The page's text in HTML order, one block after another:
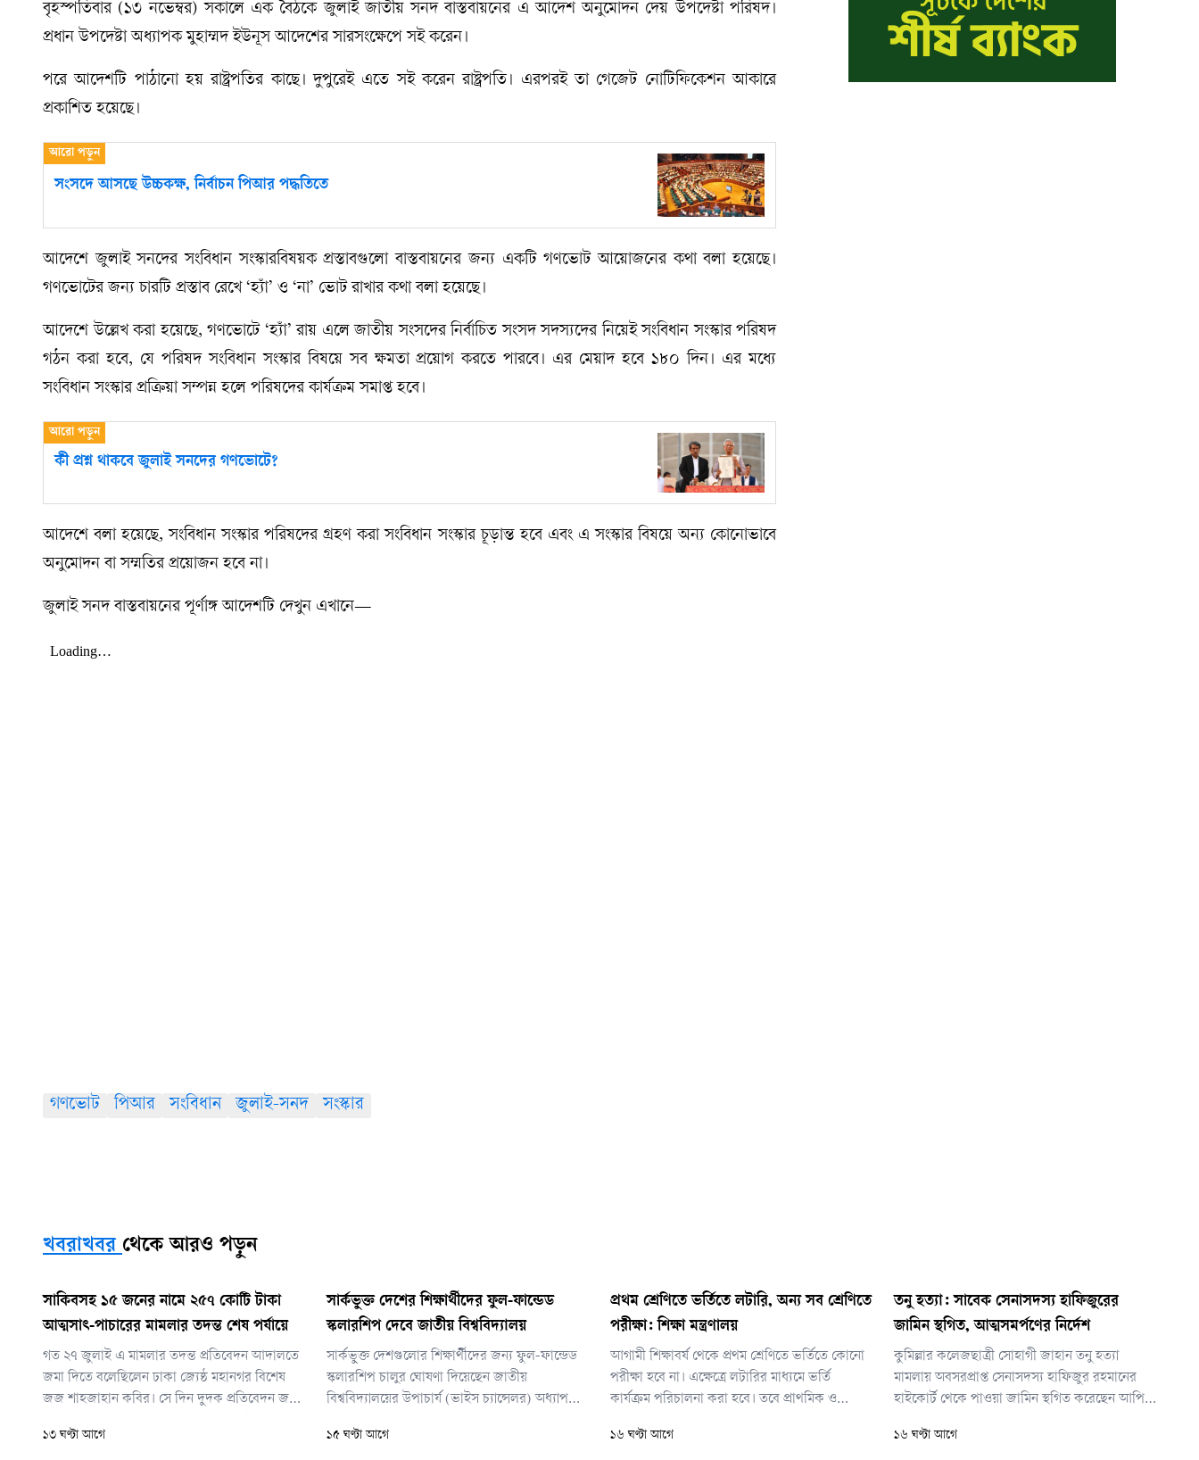
বৃহস্পতিবার (১৩ নভেম্বর) সকালে এক বৈঠকে জুলাই জাতীয় সনদ বাস্তবায়নের এ আদেশ অনুমোদন দেয় উপদেষ্টা পরিষদ।
প্রধান উপদেষ্টা অধ্যাপক মুহাম্মদ ইউনূস আদেশের সারসংক্ষেপে সই করেন।
পরে আদেশটি পাঠানো হয় রাষ্ট্রপতির কাছে। দুপুরেই এতে সই করেন রাষ্ট্রপতি। এরপরই তা গেজেট নোটিফিকেশন আকারে
প্রকাশিত হয়েছে।
সংসদে আসছে উচ্চকক্ষ, নির্বাচন পিআর পদ্ধতিতে
আদেশে জুলাই সনদের সংবিধান সংস্কারবিষয়ক প্রস্তাবগুলো বাস্তবায়নের জন্য একটি গণভোট আয়োজনের কথা বলা হয়েছে।
গণভোটের জন্য চারটি প্রস্তাব রেখে ‘হ্যাঁ’ ও ‘না’ ভোট রাখার কথা বলা হয়েছে।
আদেশে উল্লেখ করা হয়েছে, গণভোটে ‘হ্যাঁ’ রায় এলে জাতীয় সংসদের নির্বাচিত সংসদ সদস্যদের নিয়েই সংবিধান সংস্কার পরিষদ
গঠন করা হবে, যে পরিষদ সংবিধান সংস্কার বিষয়ে সব ক্ষমতা প্রয়োগ করতে পারবে। এর মেয়াদ হবে ১৮০ দিন। এর মধ্যে
সংবিধান সংস্কার প্রক্রিয়া সম্পন্ন হলে পরিষদের কার্যক্রম সমাপ্ত হবে।
কী প্রশ্ন থাকবে জুলাই সনদের গণভোটে?
আদেশে বলা হয়েছে, সংবিধান সংস্কার পরিষদের গ্রহণ করা সংবিধান সংস্কার চূড়ান্ত হবে এবং এ সংস্কার বিষয়ে অন্য কোনোভাবে
অনুমোদন বা সম্মতির প্রয়োজন হবে না।
জুলাই সনদ বাস্তবায়নের পূর্ণাঙ্গ আদেশটি দেখুন এখানে—
গণভোট পিআর সংবিধান জুলাই-সনদ সংস্কার
খবরাখবর থেকে আরও পড়ুন
সাকিবসহ ১৫ জনের নামে ২৫৭ কোটি টাকা
আত্মসাৎ-পাচারের মামলার তদন্ত শেষ পর্যায়ে
গত ২৭ জুলাই এ মামলার তদন্ত প্রতিবেদন আদালতে
জমা দিতে বলেছিলেন ঢাকা জ্যেষ্ঠ মহানগর বিশেষ
জজ শাহজাহান কবির। সে দিন দুদক প্রতিবেদন জমা
প্রতিবেদন জমার পরবর্তী দিন নির্ধারণ করে দেন।
১৩ ঘণ্টা আগে
সার্কভুক্ত দেশের শিক্ষার্থীদের ফুল-ফান্ডেড
স্কলারশিপ দেবে জাতীয় বিশ্ববিদ্যালয়
সার্কভুক্ত দেশগুলোর শিক্ষার্থীদের জন্য ফুল-ফান্ডেড
স্কলারশিপ চালুর ঘোষণা দিয়েছেন জাতীয়
বিশ্ববিদ্যালয়ের উপাচার্য (ভাইস চ্যান্সেলর) অধ্যাপক
নেপালের শিক্ষার্থীদের জন্য জাতীয় বিশ্ববিদ্যালয়ে
১৫ ঘণ্টা আগে
প্রথম শ্রেণিতে ভর্তিতে লটারি, অন্য সব শ্রেণিতে
পরীক্ষা: শিক্ষা মন্ত্রণালয়
আগামী শিক্ষাবর্ষ থেকে প্রথম শ্রেণিতে ভর্তিতে কোনো
পরীক্ষা হবে না। এক্ষেত্রে লটারির মাধ্যমে ভর্তি
কার্যক্রম পরিচালনা করা হবে। তবে প্রাথমিক ও
পরীক্ষা নেওয়া হবে।
১৬ ঘণ্টা আগে
তনু হত্যা: সাবেক সেনাসদস্য হাফিজুরের
জামিন স্থগিত, আত্মসমর্পণের নির্দেশ
কুমিল্লার কলেজছাত্রী সোহাগী জাহান তনু হত্যা
মামলায় অবসরপ্রাপ্ত সেনাসদস্য হাফিজুর রহমানের
হাইকোর্ট থেকে পাওয়া জামিন স্থগিত করেছেন আপিল
ঘণ্টার মধ্যে আত্মসমর্পণের নির্দেশ দেওয়া হয়েছে।
১৬ ঘণ্টা আগে